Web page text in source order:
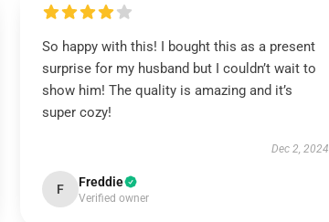
So happy with this! I bought this as a present
surprise for my husband but I couldn’t wait to
show him! The quality is amazing and it’s
super cozy!
Dec 2, 2024
F Freddie
Verified owner